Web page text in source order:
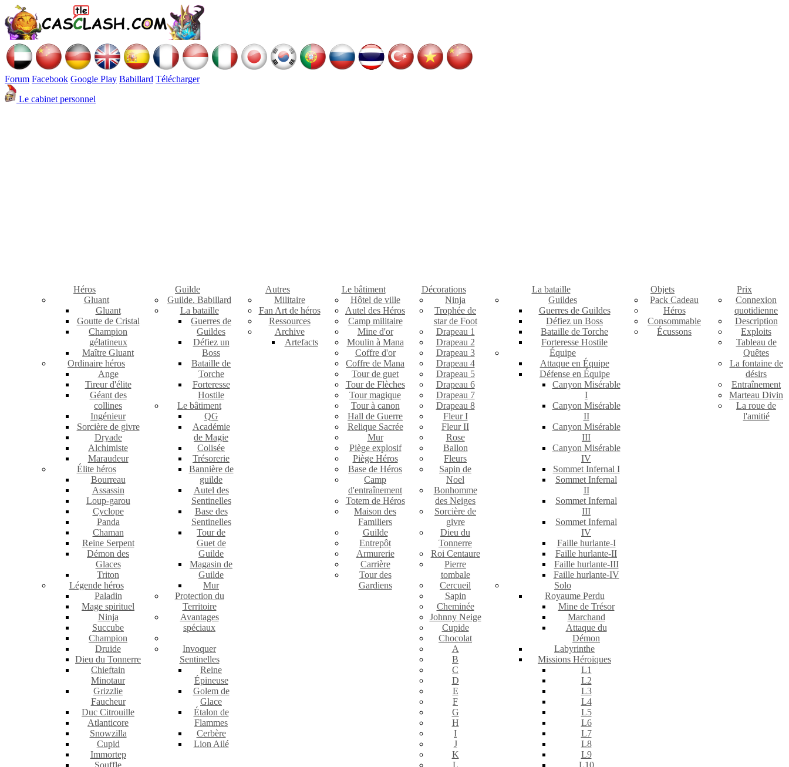
Forum Facebook Google Play Babillard Télécharger
Le cabinet personnel
Héros
Gluant
Gluant
Goutte de Cristal
Champion
gélatineux
Maître Gluant
Ordinaire héros
Ange
Tireur d'élite
Géant des
collines
Ingénieur
Sorcière de givre
Dryade
Alchimiste
Maraudeur
Élite héros
Bourreau
Assassin
Loup-garou
Cyclope
Panda
Chaman
Reine Serpent
Démon des
Glaces
Triton
Légende héros
Paladin
Mage spirituel
Ninja
Succube
Champion
Druide
Dieu du Tonnerre
Chieftain
Minotaur
Grizzlie
Faucheur
Duc Citrouille
Atlanticore
Snowzilla
Cupid
Immortep
Guilde
Guilde. Babillard
La bataille
Guerres de
Guildes
Défiez un
Boss
Bataille de
Torche
Forteresse
Hostile
Le bâtiment
QG
Académie
de Magie
Colisée
Trésorerie
Bannière de
guilde
Autel des
Sentinelles
Base des
Sentinelles
Tour de
Guet de
Guilde
Magasin de
Guilde
Mur
Protection du
Territoire
Avantages
spéciaux
Invoquer
Sentinelles
Reine
Épineuse
Golem de
Glace
Étalon de
Flammes
Cerbère
Lion Ailé
Autres
Militaire
Fan Art de héros
Ressources
Archive
Artefacts
Le bâtiment
Hôtel de ville
Autel des Héros
Camp militaire
Mine d'or
Moulin à Mana
Coffre d'or
Coffre de Mana
Tour de guet
Tour de Flèches
Tour magique
Tour à canon
Hall de Guerre
Relique Sacrée
Mur
Piège explosif
Piège Héros
Base de Héros
Camp
d'entraînement
Totem de Héros
Maison des
Familiers
Guilde
Entrepôt
Armurerie
Carrière
Tour des
Gardiens
Décorations
Ninja
Trophée de
star de Foot
Drapeau 1
Drapeau 2
Drapeau 3
Drapeau 4
Drapeau 5
Drapeau 6
Drapeau 7
Drapeau 8
Fleur I
Fleur II
Rose
Ballon
Fleurs
Sapin de
Noel
Bonhomme
des Neiges
Sorcière de
givre
Dieu du
Tonnerre
Roi Centaure
Pierre
tombale
Cercueil
Sapin
Cheminée
Johnny Neige
Cupide
Chocolat
A
B
C
D
E
F
G
H
I
J
K
La bataille
Guildes
Guerres de Guildes
Défiez un Boss
Bataille de Torche
Forteresse Hostile
Équipe
Attaque en Équipe
Défense en Équipe
Canyon Misérable
I
Canyon Misérable
II
Canyon Misérable
III
Canyon Misérable
IV
Sommet Infernal I
Sommet Infernal
II
Sommet Infernal
III
Sommet Infernal
IV
Faille hurlante-I
Faille hurlante-II
Faille hurlante-III
Faille hurlante-IV
Solo
Royaume Perdu
Mine de Trésor
Marchand
Attaque du
Démon
Labyrinthe
Missions Héroïques
L1
L2
L3
L4
L5
L6
L7
L8
L9
Objets
Pack Cadeau
Héros
Consommable
Écussons
Prix
Connexion
quotidienne
Description
Exploits
Tableau de
Quêtes
La fontaine de
désirs
Entraînement
Marteau Divin
La roue de
l'amitié